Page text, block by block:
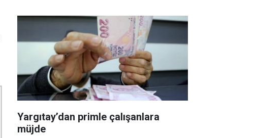
Yargıtay’dan primle çalışanlara
müjde